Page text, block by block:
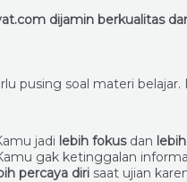
dijamin berkualitas
pusing soal materi
jadi lebih fokusdan
gak ketinggalan
percaya diri saat ujian